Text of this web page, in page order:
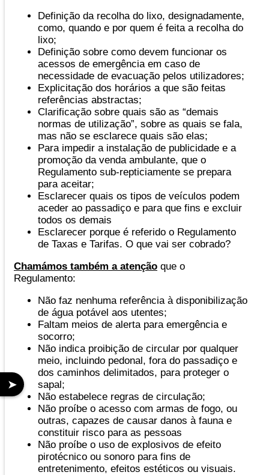
➤
Definição da recolha do lixo, designadamente,
como, quando e por quem é feita a recolha do
lixo;
Definição sobre como devem funcionar os
acessos de emergência em caso de
necessidade de evacuação pelos utilizadores;
Explicitação dos horários a que são feitas
referências abstractas;
Clarificação sobre quais são as “demais
normas de utilização”, sobre as quais se fala,
mas não se esclarece quais são elas;
Para impedir a instalação de publicidade e a
promoção da venda ambulante, que o
Regulamento sub-repticiamente se prepara
para aceitar;
Esclarecer quais os tipos de veículos podem
aceder ao passadiço e para que fins e excluir
todos os demais
Esclarecer porque é referido o Regulamento
de Taxas e Tarifas. O que vai ser cobrado?
Chamámos também a atenção que o
Regulamento:
Não faz nenhuma referência à disponibilização
de água potável aos utentes;
Faltam meios de alerta para emergência e
socorro;
Não indica proibição de circular por qualquer
meio, incluindo pedonal, fora do passadiço e
dos caminhos delimitados, para proteger o
sapal;
Não estabelece regras de circulação;
Não proíbe o acesso com armas de fogo, ou
outras, capazes de causar danos à fauna e
constituir risco para as pessoas
Não proíbe o uso de explosivos de efeito
pirotécnico ou sonoro para fins de
entretenimento, efeitos estéticos ou visuais.